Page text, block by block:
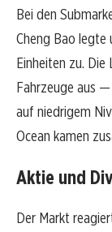
Bei den
Cheng Bao
Einheiten zu.
Fahrzeuge aus
auf niedrigem
Ocean kamen
Aktie und
Der Markt